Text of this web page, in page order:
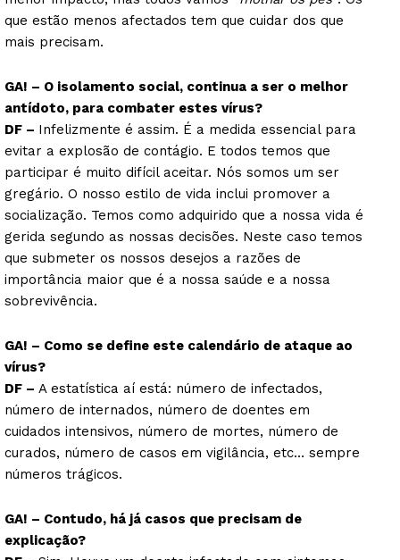
que estão menos afectados tem que cuidar dos que
mais precisam.
GA! – O isolamento social, continua a ser o melhor
antídoto, para combater estes vírus?
DF – Infelizmente é assim. É a medida essencial para
evitar a explosão de contágio. E todos temos que
participar é muito difícil aceitar. Nós somos um ser
gregário. O nosso estilo de vida inclui promover a
socialização. Temos como adquirido que a nossa vida é
gerida segundo as nossas decisões. Neste caso temos
que submeter os nossos desejos a razões de
importância maior que é a nossa saúde e a nossa
sobrevivência.
GA! – Como se define este calendário de ataque ao
vírus?
DF – A estatística aí está: número de infectados,
número de internados, número de doentes em
cuidados intensivos, número de mortes, número de
curados, número de casos em vigilância, etc… sempre
números trágicos.
GA! – Contudo, há já casos que precisam de
explicação?